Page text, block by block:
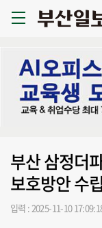
부산 삼정더
보호방안 수
입력 : 2025-11-10